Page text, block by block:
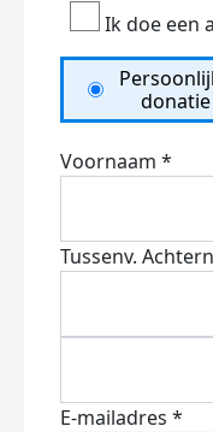
Ik doe een
donatie
Voornaam *
Tussenv.
E-mailadres *